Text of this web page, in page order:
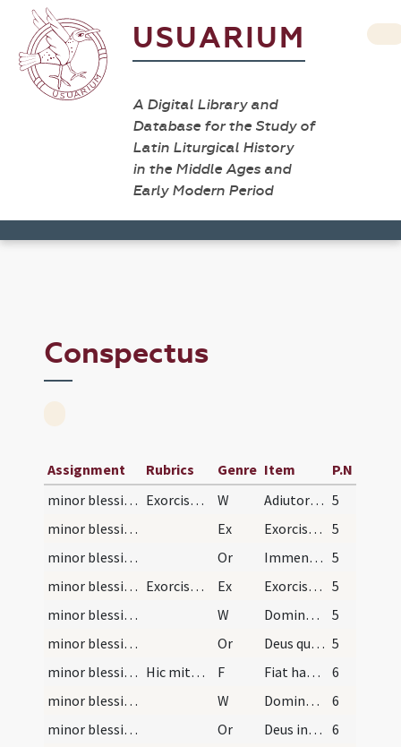
USUARIUM
A Digital Library and
Database for the Study of
Latin Liturgical History
in the Middle Ages and
Early Modern Period
Conspectus
Assignment Rubrics Genre Item
P.N
minor blessing of water/1
Exorcismus salis et aquae W Adiutorium nostrum in nomine Domini 5
minor blessing of water/1
Ex Exorciso te creatura salis per Deum vivum ... immundus adiuratus.
5
minor blessing of water/1
Or Immensam clementiam tuam ... humiliter imploramus ut hanc creaturam salis ... spiritalis nequitiae. 5
minor blessing of water/2
Exorcismus aquae Ex Exorciso te creatura aquae in nomine Dei Patris ... apostaticis
5
minor blessing of water/2
W Dominus vobiscum
5
minor blessing of water/2
Or Deus qui ad salutem humani generis maxima quaeque sacramenta ... impugnationibus defensa. 5
minor blessing of water
Hic mittat sal per modum crucis in aquam et dicat F Fiat haec commixtio et consecratio salis et aquae pariter
6
minor blessing of water/3
W Dominus vobiscum
6
minor blessing of water/3
Or Deus invicte virtutis auctor et insuperabilis imperii rex ... adesse dignetur.
6